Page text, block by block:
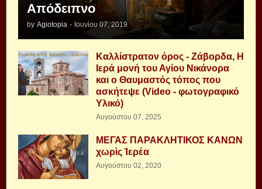
Απόδειπνο
by Agiotopia - Ιουνίου 07, 2019
Καλλίστρατον όρος - Ζάβορδα, Η
Ιερά μονή του Αγίου Νικάνορα
και ο Θαυμαστός τόπος που
ασκήτεψε (Video - φωτογραφικό
Υλικό)
Αυγούστου 07, 2025
ΜΕΓΑΣ ΠΑΡΑΚΛΗΤΙΚΟΣ ΚΑΝΩΝ
χωρὶς Ἱερέα
Αυγούστου 02, 2020